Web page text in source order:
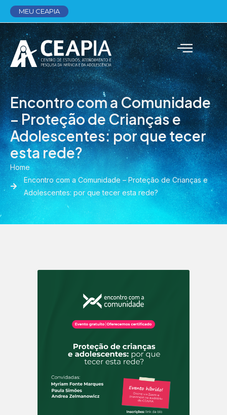
MEU CEAPIA
Encontro com a Comunidade
– Proteção de Crianças e
Adolescentes: por que tecer
esta rede?
Home
Encontro com a Comunidade – Proteção de Crianças e
Adolescentes: por que tecer esta rede?